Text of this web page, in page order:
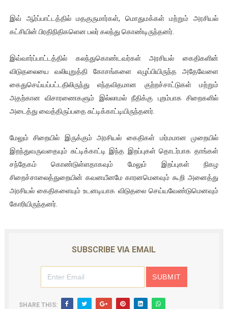
ஐ.நா முன்றலில் சீரற்ற காலநிலையிலும் தமிழின அழிப்பிற்கு
இளையராஜா – கமல் அவசர சந்திப்பு (படங்கள், விடியோ)
ஜனாதிபதி ஐக்கிய நாடுகளின் பொதுச் சபை கூட்டத்தில் இன்று
32 CM விநோத கன்றுக்குட்டி! (வீடியோ)
வலிமை தான் அஜித் திரைப்பயணத்திலே அதிக காலெக்ஷன் செய்த
இவ் ஆர்ப்பாட்டத்தில் மதகுருமார்கள், மொதுமக்கள் மற்றும் அரசியல்
கட்சியின் பிரதிநிதிகளென பலர் கலந்து கொண்டிருந்தனர்.
இவ்வார்ப்பாட்டத்தில் கலந்துகொண்டவர்கள் அரசியல் கைதிகளின்
விடுதலையை வலியுறுத்தி கோசங்களை எழுப்பியிருந்த அதேவேளை
கைதுசெய்யப்பட்டதிலிருந்து எந்தவிதமான குற்றச்சாட்டுகள் மற்றும்
அதற்கான விசாரணைகளும் இல்லாமல் நீதிக்கு புறம்பாக சிறைகளில்
அடைத்து வைத்திருப்பதை சுட்டிக்காட்டியிருந்தனர்.
மேலும் சிறையில் இருக்கும் அரசியல் கைதிகள் மர்மமான முறையில்
இறந்துவருவதையும் சுட்டிக்காட்டி இந்த இறப்புகள் தொடர்பாக தாங்கள்
சந்தேகம் கொண்டுள்ளதாகவும் மேலும் இறப்புகள் நிகழ
சிறைச்சாலைத்துறையின் கவனயீனமே காரனமெனவும் கூறி அனைத்து
அரசியல் கைதிகளையும் உடனடியாக விடுதலை செய்யவேண்டுமெனவும்
கோரியிருந்தனர்.
SUBSCRIBE VIA EMAIL
SHARE THIS: